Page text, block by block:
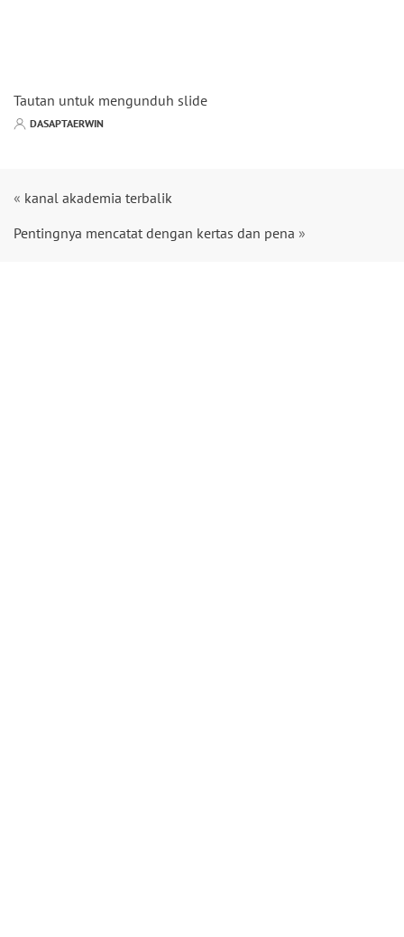
Tautan untuk mengunduh slide
DASAPTAERWIN
« kanal akademia terbalik
Pentingnya mencatat dengan kertas dan pena »